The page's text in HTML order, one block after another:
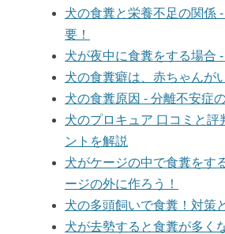
犬の食糞と栄養不足の関係
要！
犬が夜中に食糞をする場合
犬の食糞癖は、赤ちゃんが
犬の食糞原因 - 分離不安症
犬のプロキュア 口コミと評
ントを解説
犬がケージの中で食糞をす
ージの外に作ろう！
犬の多頭飼いで食糞！対策
犬が去勢すると食糞が多く